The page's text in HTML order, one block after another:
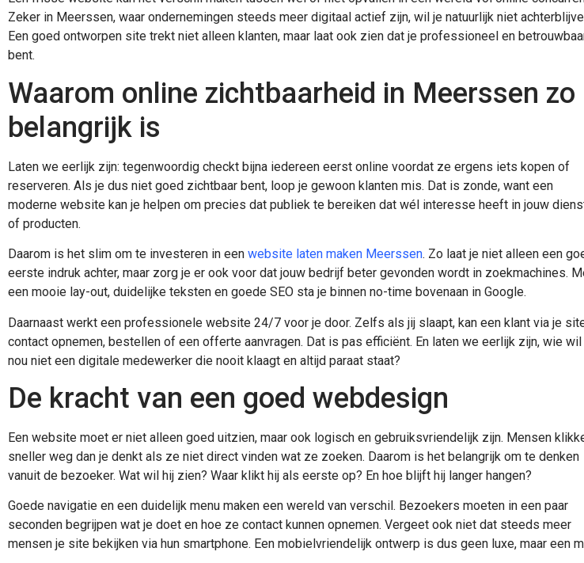
Zeker in Meerssen, waar ondernemingen steeds meer digitaal actief zijn, wil je natuurlijk niet
Een goed ontworpen site trekt niet alleen klanten, maar laat ook zien dat je professioneel en
bent.
Waarom online zichtbaarheid in Meerssen zo
belangrijk is
Laten we eerlijk zijn: tegenwoordig checkt bijna iedereen eerst online voordat ze ergens iets kopen of
reserveren. Als je dus niet goed zichtbaar bent, loop je gewoon klanten mis. Dat is zonde, want een
moderne website kan je helpen om precies dat publiek te bereiken dat wél interesse heeft in jouw
of producten.
Daarom is het slim om te investeren in een website laten maken Meerssen. Zo laat je niet alleen een
eerste indruk achter, maar zorg je er ook voor dat jouw bedrijf beter gevonden wordt in zoekmachines.
een mooie lay-out, duidelijke teksten en goede SEO sta je binnen no-time bovenaan in Google.
Daarnaast werkt een professionele website 24/7 voor je door. Zelfs als jij slaapt, kan een klant via je
contact opnemen, bestellen of een offerte aanvragen. Dat is pas efficiënt. En laten we eerlijk zijn, wie wil
nou niet een digitale medewerker die nooit klaagt en altijd paraat staat?
De kracht van een goed webdesign
Een website moet er niet alleen goed uitzien, maar ook logisch en gebruiksvriendelijk zijn. Mensen
sneller weg dan je denkt als ze niet direct vinden wat ze zoeken. Daarom is het belangrijk om te denken
vanuit de bezoeker. Wat wil hij zien? Waar klikt hij als eerste op? En hoe blijft hij langer hangen?
Goede navigatie en een duidelijk menu maken een wereld van verschil. Bezoekers moeten in een paar
seconden begrijpen wat je doet en hoe ze contact kunnen opnemen. Vergeet ook niet dat steeds meer
mensen je site bekijken via hun smartphone. Een mobielvriendelijk ontwerp is dus geen luxe, maar een